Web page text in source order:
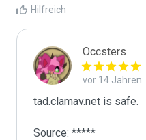
Hilfreich
Occsters
vor 14 Jahren
tad.clamav.net is safe.
Source: *****